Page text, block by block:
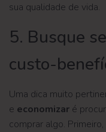
sua qualidade de vida.
5. Busque
custo-
Uma dica muito
e economizar é
comprar algo.